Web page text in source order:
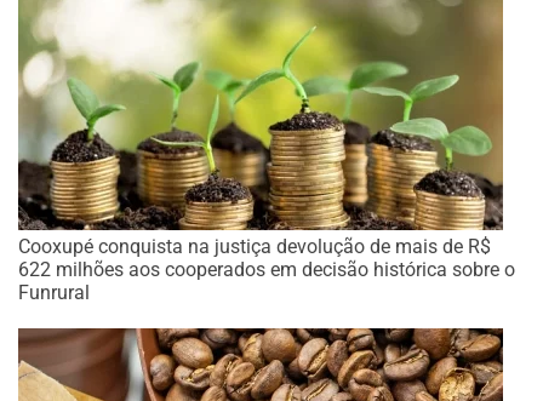
Cooxupé conquista na justiça devolução de mais de R$
622 milhões aos cooperados em decisão histórica sobre o
Funrural